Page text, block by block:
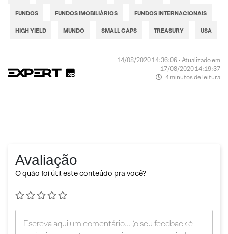
FUNDOS FUNDOS IMOBILIÁRIOS FUNDOS INTERNACIONAIS
HIGH YIELD MUNDO SMALL CAPS TREASURY USA
14/08/2020 14:36:06 • Atualizado em
17/08/2020 14:19:37
4 minutos de leitura
Avaliação
O quão foi útil este conteúdo pra você?